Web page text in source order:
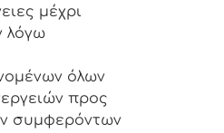
μέχρι
λόγω
όλων
προς
συμφερόντων